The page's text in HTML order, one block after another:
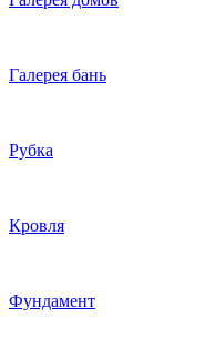
Галерея бань
Рубка
Кровля
Фундамент